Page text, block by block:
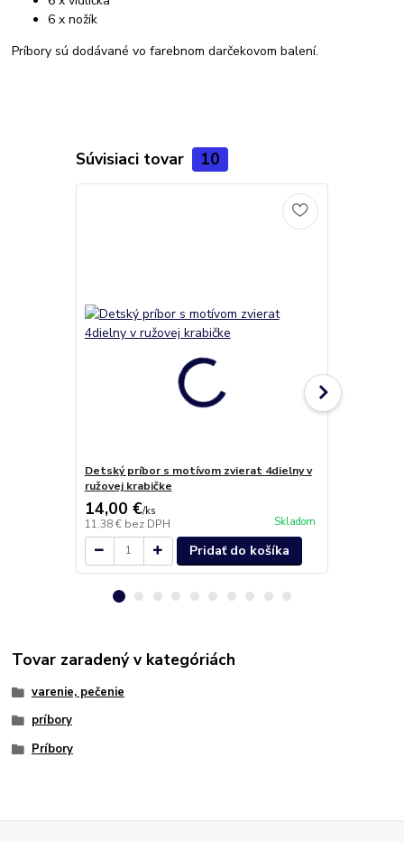
6 x nožík
Príbory sú dodávané vo farebnom darčekovom balení.
Súvisiaci tovar 10
Detský príbor s motívom zvierat 4dielny v
ružovej krabičke
14,00 €/ks
11,38 € bez DPH Skladom
Pridať do košíka
Tovar zaradený v kategóriách
varenie, pečenie
príbory
Príbory